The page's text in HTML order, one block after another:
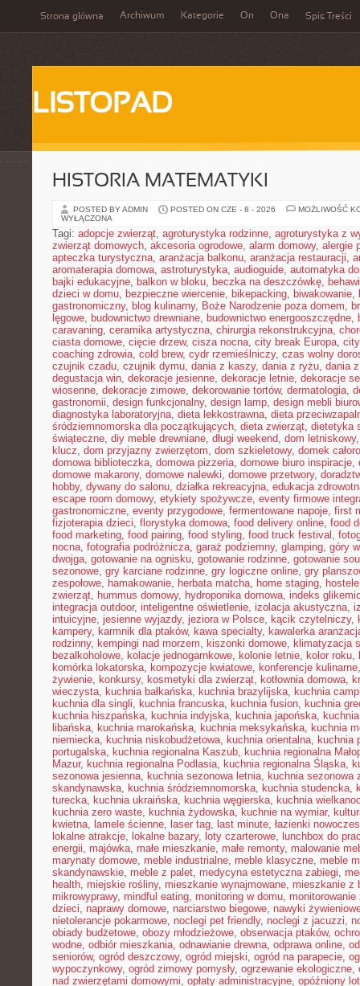
Strona główna Archiwum Kategorie On Ona Spis Treści
LISTOPAD
HISTORIA MATEMATYKI
POSTED BY ADMIN POSTED ON CZE - 8 - 2026
MOŻLIWOŚĆ
WYŁĄCZONA
Tagi: adopcje zwierząt, agroturystyka rodzinne, agroturystyka z
zwierząt domowych, akcesoria ogrodowe, alarm domowy, alergie
apteczka turystyczna, aranżacja balkonu, aranżacja restauracji,
aromaterapia domowa, astroturystyka, audioguide, automatyka
bajki edukacyjne, balkon w bloku, beczka na deszczówkę,
dzieci w domu, bezpieczne wiercenie, bikepacking, biwakowanie,
gastronomiczny, blog kulinarny, Boże Narodzenie poza domem,
lęgowe, budownictwo drewniane, budownictwo energooszczędne,
caravaning, ceramika artystyczna, chirurgia rekonstrukcyjna,
ciasta domowe, cięcie drzew, cisza nocna, city break Europa,
coaching zdrowia, cold brew, cydr rzemieślniczy, czas wolny
czujnik czadu, czujnik dymu, dania z kaszy, dania z ryżu, dania
degustacja win, dekoracje jesienne, dekoracje letnie, dekoracje
wiosenne, dekoracje zimowe, dekorowanie tortów, dermatologia,
gastronomii, design funkcjonalny, design lamp, design mebli
diagnostyka laboratoryjna, dieta lekkostrawna, dieta
śródziemnomorska dla początkujących, dieta zwierząt, dietetyka
świąteczne, diy meble drewniane, długi weekend, dom letniskowy
klucz, dom przyjazny zwierzętom, dom szkieletowy, domek
domowa biblioteczka, domowa pizzeria, domowe biuro inspiracje,
domowe makarony, domowe nalewki, domowe przetwory,
hobby, dywany do salonu, działka rekreacyjna, edukacja
escape room domowy, etykiety spożywcze, eventy firmowe
gastronomiczne, eventy przygodowe, fermentowane napoje, first
fizjoterapia dzieci, florystyka domowa, food delivery online, food
food marketing, food pairing, food styling, food truck festival ,
nocna, fotografia podróżnicza, garaż podziemny, glamping, góry
dwojga, gotowanie na ognisku, gotowanie rodzinne, gotowanie
sezonowe, gry karciane rodzinne, gry logiczne online, gry
zespołowe, hamakowanie, herbata matcha, home staging,
zwierząt, hummus domowy, hydroponika domowa, indeks
integracja outdoor, inteligentne oświetlenie, izolacja akustyczna,
intuicyjne, jesienne wyjazdy, jeziora w Polsce, kącik czytelniczy,
kampery, karmnik dla ptaków, kawa specialty, kawalerka
rodzinny, kempingi nad morzem, kiszonki domowe, klimatyzacja
bezalkoholowe, kolacje jednogarnkowe, kolonie letnie, kolor roku,
komórka lokatorska, kompozycje kwiatowe, konferencje kulinarne
żywienie, konkursy, kosmetyki dla zwierząt, kotłownia domowa,
wieczysta, kuchnia bałkańska, kuchnia brazylijska, kuchnia
kuchnia dla singli, kuchnia francuska, kuchnia fusion, kuchnia
kuchnia hiszpańska, kuchnia indyjska, kuchnia japońska,
libańska, kuchnia marokańska, kuchnia meksykańska, kuchnia
niemiecka, kuchnia niskobudżetowa, kuchnia orientalna, kuchnia
portugalska, kuchnia regionalna Kaszub, kuchnia regionalna
Mazur, kuchnia regionalna Podlasia, kuchnia regionalna Śląska,
sezonowa jesienna, kuchnia sezonowa letnia, kuchnia sezonowa
skandynawska, kuchnia śródziemnomorska, kuchnia studencka,
turecka, kuchnia ukraińska, kuchnia węgierska, kuchnia
kuchnia zero waste, kuchnia żydowska, kuchnie na wymiar,
kwietna, lamele ścienne, laser tag, last minute, łazienki
lokalne atrakcje, lokalne bazary, loty czarterowe, lunchbox do
energii, majówka, małe mieszkanie, małe remonty, malowanie
marynaty domowe, meble industrialne, meble klasyczne, meble
skandynawskie, meble z palet, medycyna estetyczna zabiegi,
health, miejskie rośliny, mieszkanie wynajmowane, mieszkanie z
mikrowyprawy, mindful eating, monitoring w domu, monitorowanie
dzieci, naprawy domowe, narciarstwo biegowe, nawyki
nietolerancje pokarmowe, noclegi pet friendly, noclegi z jacuzzi,
obiady budżetowe, obozy młodzieżowe, obserwacja ptaków,
wodne, odbiór mieszkania, odnawianie drewna, odprawa online,
seniorów, ogród deszczowy, ogród miejski, ogród na parapecie,
wypoczynkowy, ogród zimowy pomysły, ogrzewanie ekologiczne,
nad zwierzętami domowymi, opłaty administracyjne, opóźniony lot